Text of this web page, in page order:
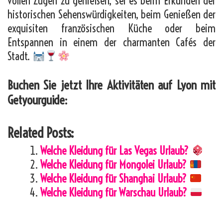
historischen Sehenswürdigkeiten, beim Genießen der
exquisiten französischen Küche oder beim
Entspannen in einem der charmanten Cafés der
Stadt.
Buchen Sie jetzt Ihre Aktivitäten auf Lyon mit
Getyourguide:
Related Posts:
Welche Kleidung für Las Vegas Urlaub?
Welche Kleidung für Mongolei Urlaub?
Welche Kleidung für Shanghai Urlaub?
Welche Kleidung für Warschau Urlaub?